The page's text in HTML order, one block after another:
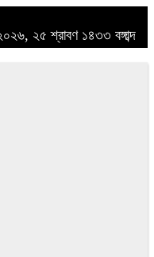
২৫ শ্রাবণ ১৪৩৩ বঙ্গাব্দ